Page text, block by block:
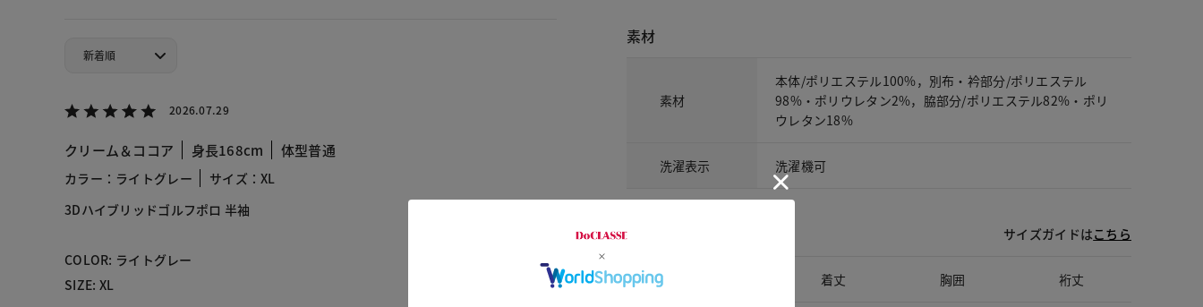
2026.07.29
クリーム＆ココア 身長168cm 体型普通
カラー：ライトグレー
サイズ：XL
3Dハイブリッドゴルフポロ 半袖
COLOR: ライトグレー
SIZE: XL
素材
素材
本体/ポリエステル100%，別布・衿部分/ポリエステル
98%・ポリウレタン2%，脇部分/ポリエステル82%・ポリ
ウレタン18%
洗濯表示 洗濯機可
サイズ詳細 サイズガイドはこちら
着丈 胸囲 裄丈